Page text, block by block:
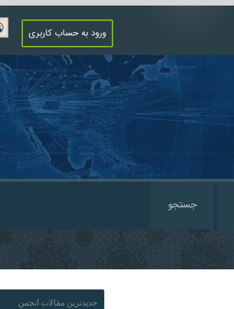
ورود به حساب کاربری
جستجو
جدیدترین مقالات انجمن